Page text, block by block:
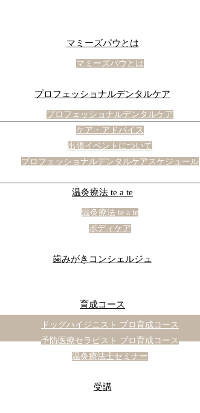
マミーズパウとは
マミーズパウとは
プロフェッショナルデンタルケア
プロフェッショナルデンタルケア
ケア・アドバイス
出張イベントについて
プロフェッショナルデンタルケアスケジュール
温灸療法 te a te
温灸療法 te a te
ボディケア
歯みがきコンシェルジュ
育成コース
ドッグハイジニスト プロ育成コース
予防医療セラピスト プロ育成コース
温灸療法士セミナー
受講